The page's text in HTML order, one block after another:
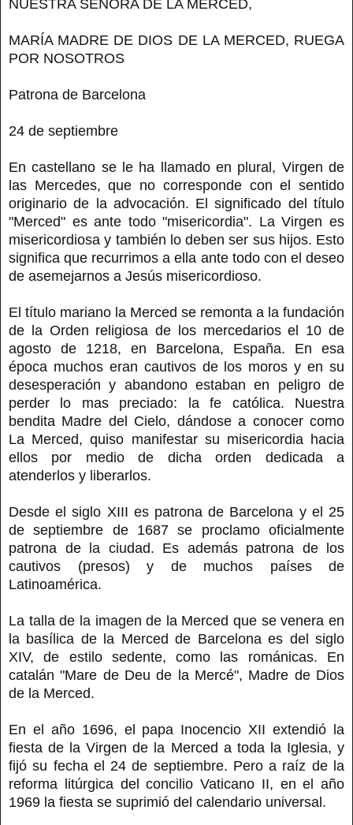
NUESTRA SEÑORA DE LA MERCED,
MARÍA MADRE DE DIOS DE LA MERCED, RUEGA
POR NOSOTROS
Patrona de Barcelona
24 de septiembre
En castellano se le ha llamado en plural, Virgen de
las Mercedes, que no corresponde con el sentido
originario de la advocación. El significado del título
"Merced" es ante todo "misericordia". La Virgen es
misericordiosa y también lo deben ser sus hijos. Esto
significa que recurrimos a ella ante todo con el deseo
de asemejarnos a Jesús misericordioso.
El título mariano la Merced se remonta a la fundación
de la Orden religiosa de los mercedarios el 10 de
agosto de 1218, en Barcelona, España. En esa
época muchos eran cautivos de los moros y en su
desesperación y abandono estaban en peligro de
perder lo mas preciado: la fe católica. Nuestra
bendita Madre del Cielo, dándose a conocer como
La Merced, quiso manifestar su misericordia hacia
ellos por medio de dicha orden dedicada a
atenderlos y liberarlos.
Desde el siglo XIII es patrona de Barcelona y el 25
de septiembre de 1687 se proclamo oficialmente
patrona de la ciudad. Es además patrona de los
cautivos (presos) y de muchos países de
Latinoamérica.
La talla de la imagen de la Merced que se venera en
la basílica de la Merced de Barcelona es del siglo
XIV, de estilo sedente, como las románicas. En
catalán "Mare de Deu de la Mercé", Madre de Dios
de la Merced.
En el año 1696, el papa Inocencio XII extendió la
fiesta de la Virgen de la Merced a toda la Iglesia, y
fijó su fecha el 24 de septiembre. Pero a raíz de la
reforma litúrgica del concilio Vaticano II, en el año
1969 la fiesta se suprimió del calendario universal.